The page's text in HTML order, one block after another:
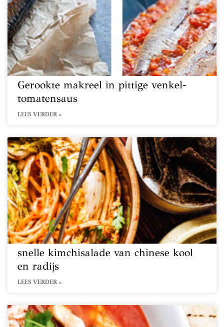
Gerookte makreel in pittige venkel-
tomatensaus
LEES VERDER »
snelle kimchisalade van chinese kool
en radijs
LEES VERDER »